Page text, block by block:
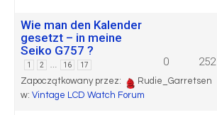
Wie man den Kalender
gesetzt – in meine
Seiko G757 ?
1 2 … 16 17
Zapoczątkowany przez:
Rudie_Garretsen
w: Vintage LCD Watch Forum
0 252